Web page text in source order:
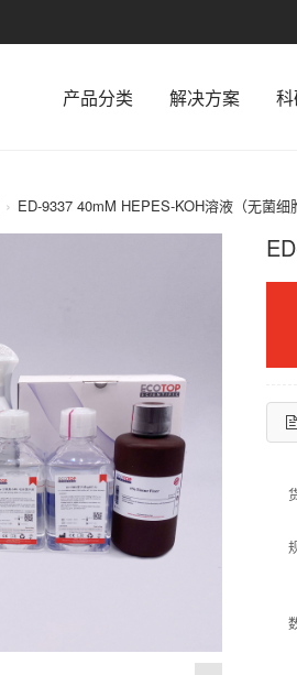
产品分类 解决方案
ED-9337 40mM HEPES-KOH溶液（无菌细